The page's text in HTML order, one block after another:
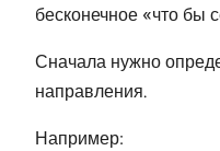
бесконечное «что бы
Сначала нужно
направления.
Например: